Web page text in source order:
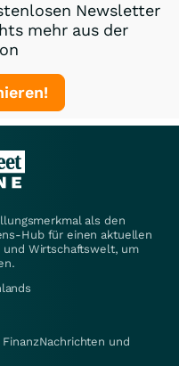
Newsletter
mehr aus der
als den
Hub für einen aktuellen
und Wirtschaftswelt, um
FinanzNachrichten und